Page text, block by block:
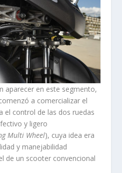
aparecer en este segmento,
a comercializar el
el control de las dos ruedas
y ligero
Multi Wheel), cuya idea era
y manejabilidad
de un scooter convencional